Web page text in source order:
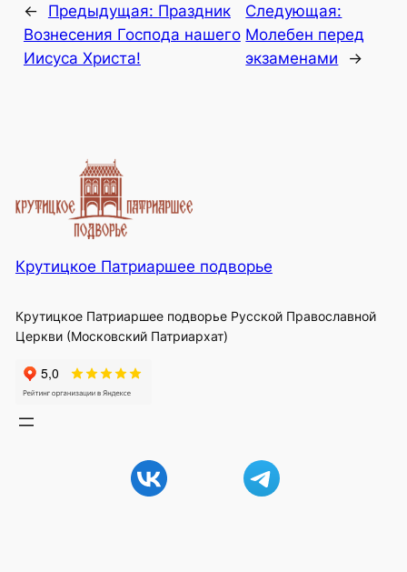
← Предыдущая: Праздник
Вознесения Господа нашего
Иисуса Христа!
Следующая:
Молебен перед
экзаменами
→
Крутицкое Патриаршее подворье
Крутицкое Патриаршее подворье Русской Православной
Церкви (Московский Патриархат)